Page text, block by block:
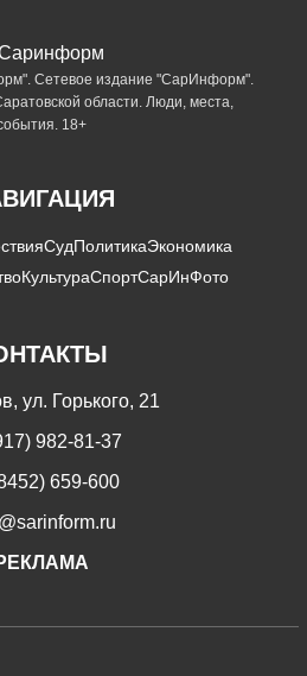
Сетевое издание "СарИнформ".
области. Люди, места,
18+
СудПолитикаЭкономика
КультураСпортСарИнФото
ул. Горького, 21
982-81-37
659-600